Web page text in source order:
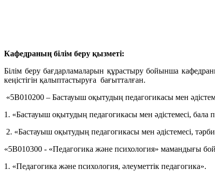
Кафедраның білім беру қызметі:
Білім беру бағдарламаларын құрастыру бойынша
кеңістігін қалыптастыруға бағытталған.
«5В010200 – Бастауыш оқытудың педагогикасы мен
1. «Бастауыш оқытудың педагогикасы мен әдістемесі, бала
2. «Бастауыш оқытудың педагогикасы мен әдістемесі,
«5В010300 - «Педагогика және психология» мамандығы
1. «Педагогика және психология, әлеуметтік педагогика».